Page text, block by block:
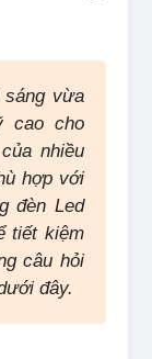
sáng vừa
cao cho
nhiều
hợp với
đèn Led
tiết kiệm
câu hỏi
đây.